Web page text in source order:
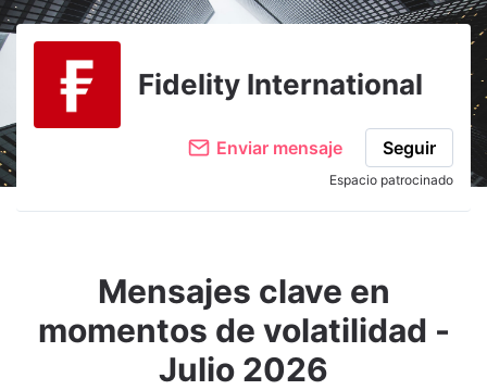
Fidelity International
Enviar mensaje Seguir
Espacio patrocinado
Mensajes clave en
momentos de volatilidad -
Julio 2026